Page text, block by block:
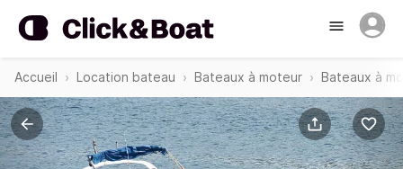
Accueil Location bateau Bateaux à moteur Bateaux à